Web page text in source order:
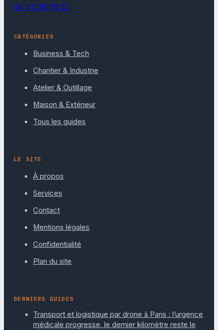
04 73 38 18 22
CATÉGORIES
Business & Tech
Chantier & Industrie
Atelier & Outillage
Maison & Extérieur
Tous les guides
LE SITE
À propos
Services
Contact
Mentions légales
Confidentialité
Plan du site
DERNIERS GUIDES
Transport et logistique par drone à Paris : l’urgence
médicale progresse, le dernier kilomètre reste le